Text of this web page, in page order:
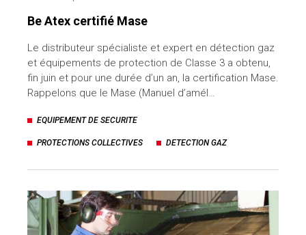
Be Atex certifié Mase
Le distributeur spécialiste et expert en détection gaz
et équipements de protection de Classe 3 a obtenu,
fin juin et pour une durée d’un an, la certification Mase.
Rappelons que le Mase (Manuel d’amél…
EQUIPEMENT DE SECURITE
PROTECTIONS COLLECTIVES DETECTION GAZ